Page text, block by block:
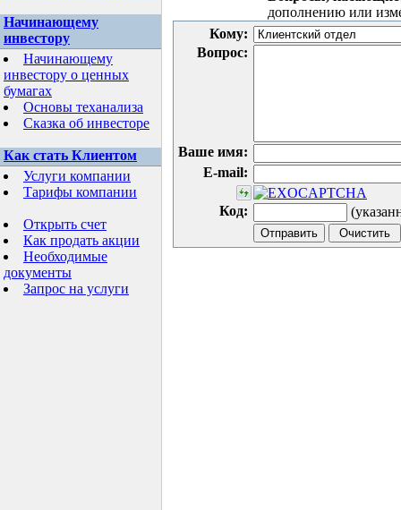
Начинающему
инвестору
Начинающему
инвестору о ценных
бумагах
Основы теханализа
Сказка об инвесторе
Как стать Клиентом
Услуги компании
Тарифы компании
Открыть счет
Как продать акции
Необходимые
документы
Запрос на услуги
дополнению или
Кому:
Вопрос:
Ваше имя:
E-mail:
Код: